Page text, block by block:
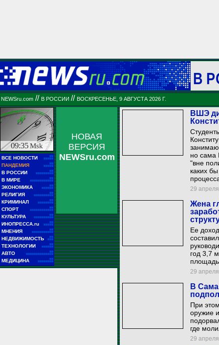
В
NEWSru.com // В РОССИИ // ВОСКРЕСЕНЬЕ, 9 АВГУСТА 2026 Г.
09:35Msk
ВСЕ НОВОСТИ ■■
■■■■■
ПАНДЕМИЯ ■■
■■■■■
В РОССИИ ■■
■■■■■■■■■
В МИРЕ ■■
■■■■■■■■■■■■
ЭКОНОМИКА ■■
■■■■■■
РЕЛИГИЯ ■■
■■■■■■■■■■
КРИМИНАЛ ■■
■■■■■■■■
СПОРТ ■■
■■■■■■■■■■■■
КУЛЬТУРА ■■
■■■■■■■■■■
ИНОПРЕССА.ru ■■
■■■■■
МНЕНИЯ ■■
■■■■■■■■■■■
НЕДВИЖИМОСТЬ ■■
■■■
ТЕХНОЛОГИИ ■■
■■■■■■
АВТО ■■
■■■■■■■■■■■■■■
МЕДИЦИНА ■■
■■■■■■■■
НОВАЯ
ВЕРСИЯ
NEWSru.com
ВШЭ
но сама
"вне
каких
29
Жена
Ее
год 3,7
29
В
При
оружие
где
29